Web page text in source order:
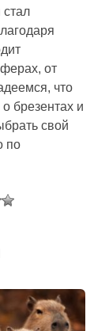
стал
от
что
брезентах и
свой
по